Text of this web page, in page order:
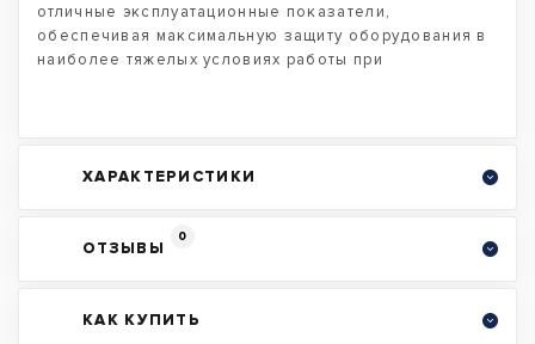
отличные эксплуатационные показатели,
обеспечивая максимальную защиту оборудования в
наиболее тяжелых условиях работы при
ХАРАКТЕРИСТИКИ
ОТЗЫВЫ
0
КАК КУПИТЬ